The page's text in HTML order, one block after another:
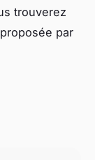
trouverez
par